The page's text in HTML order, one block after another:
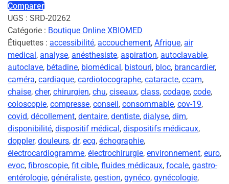
Comparer
UGS : SRD-20262
Catégorie : Boutique Online XBIOMED
Étiquettes : accessibilité, accouchement, Afrique, air
medical, analyse, anésthesiste, aspiration, autoclavable,
autoclave, bétadine, biomédical, bistouri, bloc, brancardier,
caméra, cardiaque, cardiotocographe, cataracte, ccam,
chaise, cher, chirurgien, chu, ciseaux, class, codage, code,
coloscopie, compresse, conseil, consommable, cov-19,
covid, décollement, dentaire, dentiste, dialyse, dim,
disponibilité, dispositif médical, dispositifs médicaux,
doppler, douleurs, dr, ecg, échographie,
électrocardiogramme, électrochirurgie, environnement, euro,
evoc, fibroscopie, fit cible, fluides médicaux, focale, gastro-
entérologie, généraliste, gestion, gynéco, gynécologie,